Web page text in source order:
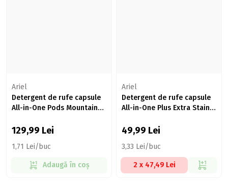
Ariel
Detergent de rufe capsule
All-in-One Pods Mountain
129,99 Lei
1,71 Lei/buc
Adaugă în coș
Ariel
Detergent de rufe capsule
All-in-One Plus Extra Stain
49,99 Lei
3,33 Lei/buc
2 x 47,49 Lei